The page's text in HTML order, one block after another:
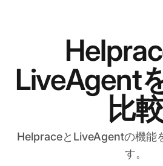
LiveAgent
比
HelpraceとLiveAgentの機能
す。